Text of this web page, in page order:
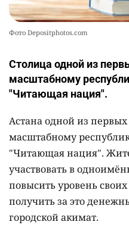
Фото Depositphotos.com
Столица одной из
масштабному
"Читающая нация".
Астана одной из
масштабному
"Читающая нация".
участвовать в
повысить уровень
получить за это
городской акимат.